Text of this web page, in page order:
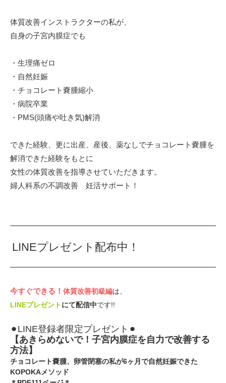
体質改善インストラクターの私が、⁡
自身の子宮内膜症でも⁡
・生理痛ゼロ⁡
・自然妊娠⁡
・チョコレート嚢腫縮小⁡
・病院卒業⁡
・PMS(頭痛や吐き気)解消⁡
できた経験、更に出産、産後、薬なしでチョコレート嚢腫を
解消できた経験をもとに⁡
女性の体質改善を指導させていただきます。⁡
⁡婦人科系の不調改善 妊活サポート！
LINEプレゼント配布中！
今すぐできる！⁡ 体質改善初級編は、
LINEプレゼントにて配信中です!!
⚫︎LINE登録者限定プレゼント⚫︎
【あきらめないで！子宮内膜症を自力で改善する
方法】⁡
チョコレート嚢腫、卵管閉塞の私が6ヶ月で自然妊娠できた
KOPOKAメソッド